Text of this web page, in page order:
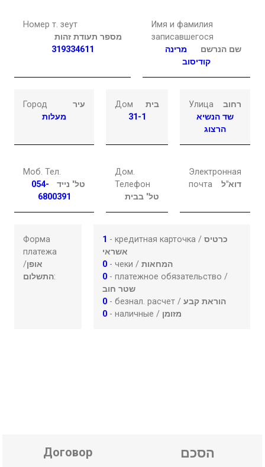
Номер т. зеут
מספר תעודת זהות
319334611
Имя и фамилия
записавшегося
שם הנרשם
מרינה
קודיסוב
Город
עיר
מעלות
Дом
בית
31-1
Улица
רחוב
שד הנשיא
הרצוג
Моб. Тел.
טל' נייד
054-
6800391
Дом.
Телефон
טל' בבית
Электронная
почта
דוא"ל
Форма
платежа
/אופן
התשלום:
1 - кредитная карточка /כרטיס
אשראי
0 - чеки /המחאות
0 - платежное обязательство /
שטר חוב
0 - безнал. расчет /הוראת קבע
0 - наличные / מזומן
Договор הסכם